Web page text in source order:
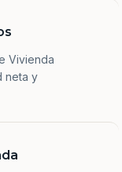
Vivienda
neta y